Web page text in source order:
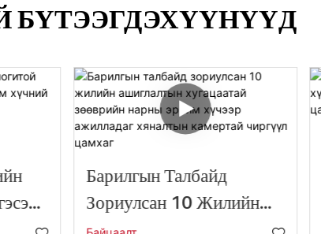
БҮТЭЭГДЭХҮҮНҮҮД
Барилгын Талбайд
Зориулсан 10 Жилийн
Ашиглалтын Хугацаатай